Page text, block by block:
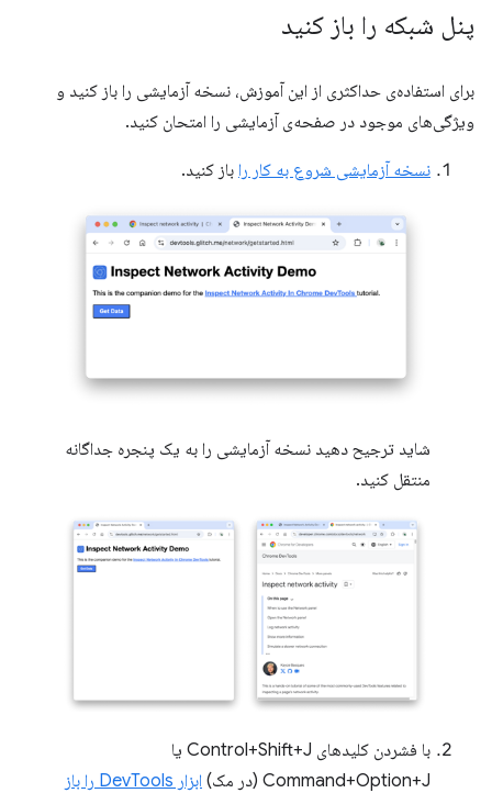
پنل شبکه را باز کنید
برای استفاده‌ی حداکثری از این آموزش، نسخه آزمایشی را باز کنید و
ویژگی‌های موجود در صفحه‌ی آزمایشی را امتحان کنید.
نسخه آزمایشی شروع به کار را باز کنید.
شاید ترجیح دهید نسخه آزمایشی را به یک پنجره جداگانه
منتقل کنید.
با فشردن کلیدهای Control+Shift+J یا
Command+Option+J (در مک)
ابزار DevTools را باز